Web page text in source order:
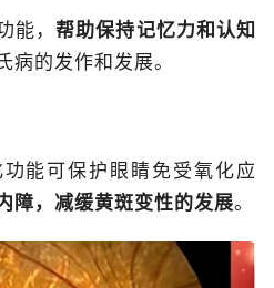
能，帮助保持记忆力和认知
病的发作和发展。
能可保护眼睛免受氧化应
障，减缓黄斑变性的发展。